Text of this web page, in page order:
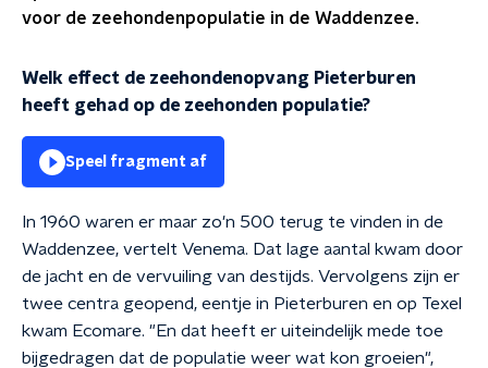
voor de zeehondenpopulatie in de Waddenzee.
Welk effect de zeehondenopvang Pieterburen
heeft gehad op de zeehonden populatie?
Speel fragment af
In 1960 waren er maar zo'n 500 terug te vinden in de
Waddenzee, vertelt Venema. Dat lage aantal kwam door
de jacht en de vervuiling van destijds. Vervolgens zijn er
twee centra geopend, eentje in Pieterburen en op Texel
kwam Ecomare. "En dat heeft er uiteindelijk mede toe
bijgedragen dat de populatie weer wat kon groeien",